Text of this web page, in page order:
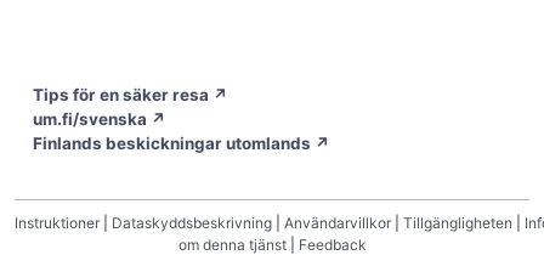
Tips för en säker resa ↗
um.fi/svenska ↗
Finlands beskickningar utomlands ↗
Instruktioner Dataskyddsbeskrivning Användarvillkor Tillgängligheten
om denna tjänst| Feedback